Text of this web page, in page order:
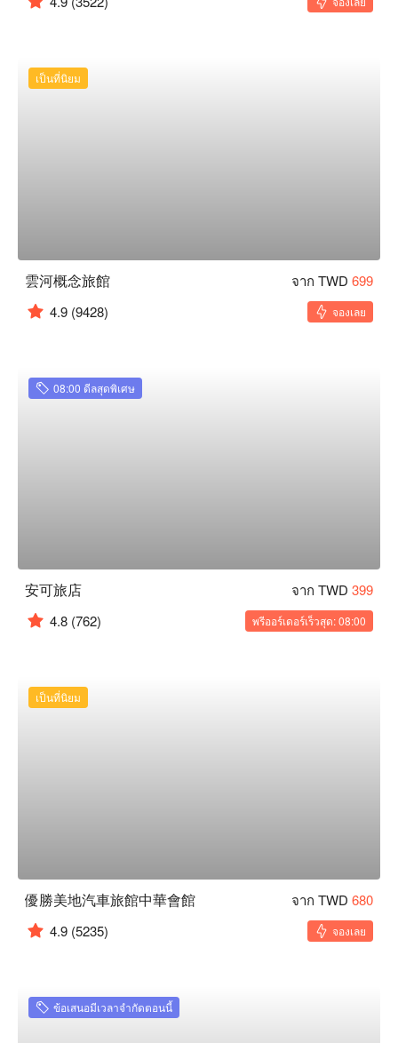
เป็นที่นิยม
雲河概念旅館 จาก TWD 699
4.9 (9428) จองเลย
08:00 ดีลสุดพิเศษ
安可旅店 จาก TWD 399
4.8 (762) พรีออร์เดอร์เร็วสุด: 08:00
เป็นที่นิยม
優勝美地汽車旅館中華會館 จาก TWD 680
4.9 (5235) จองเลย
ข้อเสนอมีเวลาจำกัดตอนนี้